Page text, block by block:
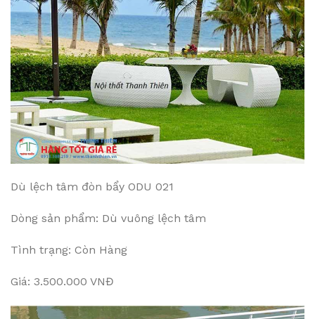
Dù lệch tâm đòn bẩy ODU 021
Dòng sản phẩm: Dù vuông lệch tâm
Tình trạng: Còn Hàng
Giá: 3.500.000 VNĐ